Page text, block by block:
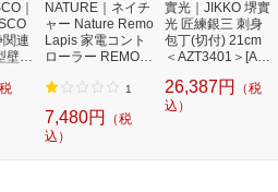
｜
関連
掛
税
NATURE｜ネイチ
ャー Nature Remo
Lapis 家電コント
ローラー REMO-2
1
7,480円
（税
込）
實光｜JIKKO 堺實
光 匠練銀三 刺身
包丁(切付) 21cm
＜AZT3401＞[AZT
26,387円
（税
込）